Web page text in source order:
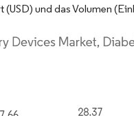
und das Volumen